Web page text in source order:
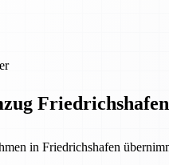
in Friedrichshafen